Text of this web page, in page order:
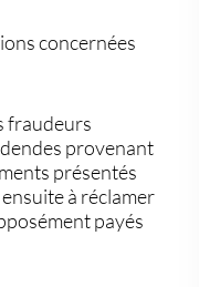
concernées
fraudeurs
provenant
présentés
à réclamer
payés